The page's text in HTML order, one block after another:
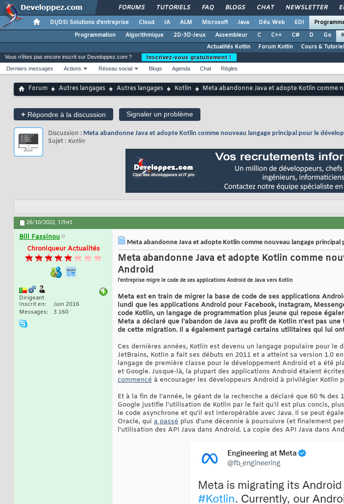
FORUMS TUTORIELS FAQ BLOGS CHAT NEWSLETTER
DI/DSI Solutions d'entreprise Cloud IA ALM Microsoft Java Dév. Web EDI
Programmation
Algorithmique 2D-3D-Jeux Assembleur C C++ C# D Go
Actualités Kotlin
Forum Kotlin Cours &
Vous n'êtes pas encore inscrit sur Developpez.com ?
Inscrivez-vous gratuitement !
Derniers messages
Actions Réseau social Blogs Agenda Chat Règles
Forum Autres langages Autres langages Kotlin Meta abandonne Java et adopte Kotlin comme
+ Répondre à la discussion Signaler un problème
Discussion : Meta abandonne Java et adopte Kotlin comme nouveau langage principal pour le
Sujet : Kotlin
26/10/2022, 17h41
Bill Fassinou
Chroniqueur Actualités
Dirigeant
Inscrit en
Juin 2016
Messages
3 160
Meta abandonne Java et adopte Kotlin comme nouveau langage
Meta abandonne Java et adopte Kotlin comme
Android
l'entreprise migre le code de ses applications Android de Java vers Kotlin
Meta est en train de migrer la base de code de ses applications
lundi que les applications Android pour Facebook, Instagram,
code Kotlin, un langage de programmation plus jeune qui repose
Meta a déclaré que l'abandon de Java au profit de Kotlin n'est pas
de cette migration. Il a également partagé certains utilitaires qui lui
Ces dernières années, Kotlin est devenu un langage populaire pour
JetBrains, Kotlin a fait ses débuts en 2011 et a atteint sa version 1.0
langage de première classe pour le développement Android et a été
et Google. Jusque-là, la plupart des applications Android étaient
commencé à encourager les développeurs Android à privilégier Kotlin
Et à la fin de l'année, le géant de la recherche a déclaré que 60 %
Google justifie l'utilisation de Kotlin par le fait qu'il est plus concis,
le code asynchrone et qu'il est interopérable avec Java. Il se peut
Oracle, qui a passé plus d'une décennie à poursuivre (et finalement
l'utilisation des API Java dans Android. La copie des API Java dans